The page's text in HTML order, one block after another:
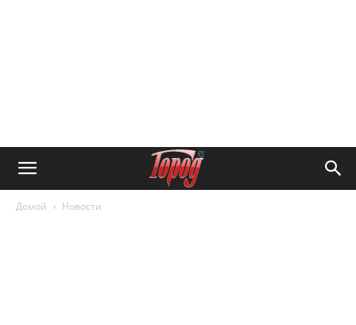
Домой Новости